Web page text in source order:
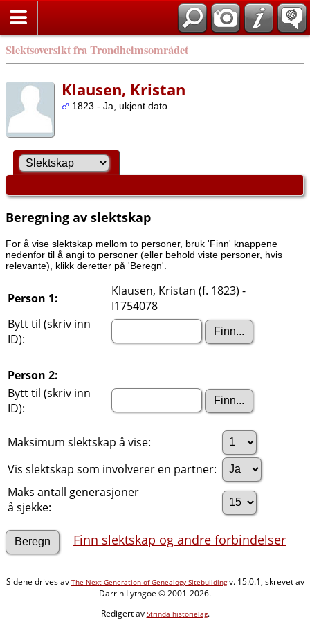
Slektsoversikt fra Trondheimsområdet
Klausen, Kristan
1823 - Ja, ukjent dato
Beregning av slektskap
For å vise slektskap mellom to personer, bruk 'Finn' knappene
nedenfor til å angi to personer (eller behold viste personer, hvis
relevante), klikk deretter på 'Beregn'.
Person 1:
Klausen, Kristan (f. 1823) -
I1754078
Bytt til (skriv inn
ID):
Person 2:
Bytt til (skriv inn
ID):
Maksimum slektskap å vise:
Vis slektskap som involverer en partner:
Maks antall generasjoner
å sjekke:
Finn slektskap og andre forbindelser
Sidene drives av The Next Generation of Genealogy Sitebuildingv. 15.0.1, skrevet av
Darrin Lythgoe © 2001-2026.
Redigert av Strinda historielag.